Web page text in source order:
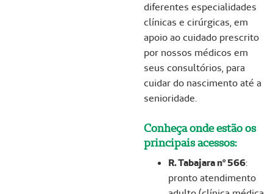
diferentes especialidades
clínicas e cirúrgicas, em
apoio ao cuidado prescrito
por nossos médicos em
seus consultórios, para
cuidar do nascimento até a
senioridade.
Conheça onde estão os
principais acessos:
R. Tabajara nº 566:
pronto atendimento